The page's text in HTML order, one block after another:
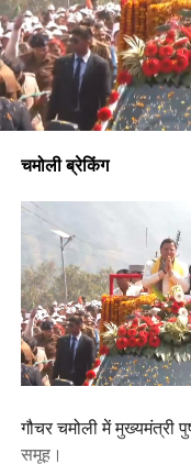
चमोली ब्रेकिंग
गौचर चमोली में मुख्यमंत्री
समूह।